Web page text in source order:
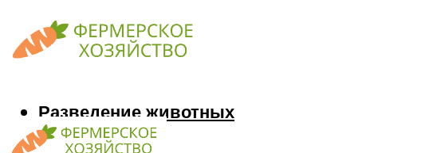
Разведение животных
Козы